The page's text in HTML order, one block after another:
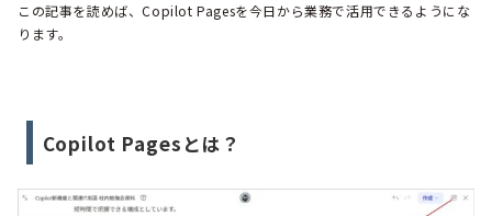
この記事を読めば、Copilot Pagesを今日から業務で活用できるようにな
ります。
Copilot Pagesとは？